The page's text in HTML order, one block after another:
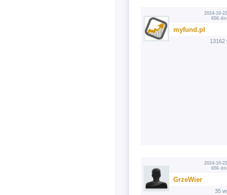
2024-10-
656
myfund.pl
13162
2024-10-
656
GrzeWier
35